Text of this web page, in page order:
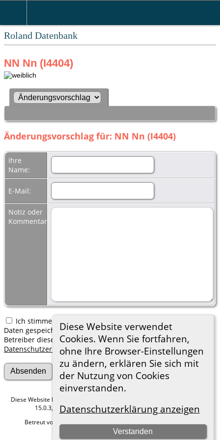
Roland Datenbank
Diese Website verwendet
Cookies. Wenn Sie fortfahren,
ohne Ihre Browser-Einstellungen
zu ändern, erklären Sie sich mit
der Nutzung von Cookies
einverstanden.
Datenschutzerklärung anzeigen
Verstanden
NN Nn (I4404)
Änderungsvorschlag für: NN Nn (I4404)
Ihre
Name:
E-Mail:
Notiz oder
Kommentar:
Ich stimme zu, dass meine hier erfassten persönlichen
Daten gespeichert werden. Ich verstehe, dass ich jederzeit den
Betreiber dieser Website bitten kann, diese Daten zu löschen.
Datenschutzerklärung
Diese Website läuft mit
15.0.3, programmiert von Darrin Lythgoe © 2001-2026.
Betreut von
Hier geht es zum Impressum